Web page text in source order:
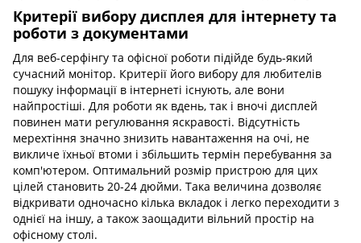
Критерії вибору дисплея для інтернету та
роботи з документами
Для веб-серфінгу та офісної роботи підійде будь-який
сучасний монітор. Критерії його вибору для любителів
пошуку інформації в інтернеті існують, але вони
найпростіші. Для роботи як вдень, так і вночі дисплей
повинен мати регулювання яскравості. Відсутність
мерехтіння значно знизить навантаження на очі, не
викличе їхньої втоми і збільшить термін перебування за
комп'ютером. Оптимальний розмір пристрою для цих
цілей становить 20-24 дюйми. Така величина дозволяє
відкривати одночасно кілька вкладок і легко переходити з
однієї на іншу, а також заощадити вільний простір на
офісному столі.